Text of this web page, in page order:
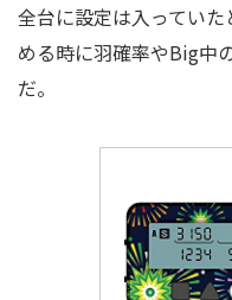
全台に設定は入ってい
める時に羽確率やBig中
だ。